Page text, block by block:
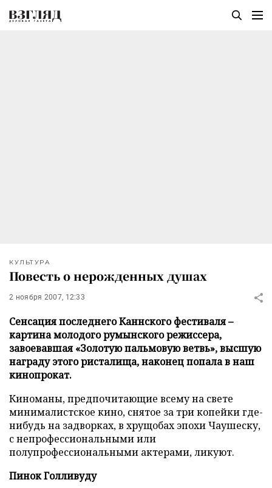
КУЛЬТУРА
Повесть о нерожденных душах
2 ноября 2007, 12:33
Сенсация последнего Каннского фестиваля –
картина молодого румынского режиссера,
завоевавшая «Золотую пальмовую ветвь», высшую
награду этого ристалища, наконец попала в наш
кинопрокат.
Киноманы, предпочитающие всему на свете
минималистское кино, снятое за три копейки где-
нибудь на задворках, в хрущобах эпохи Чаушеску,
с непрофессиональными или
полупрофессиональными актерами, ликуют.
Пинок Голливуду